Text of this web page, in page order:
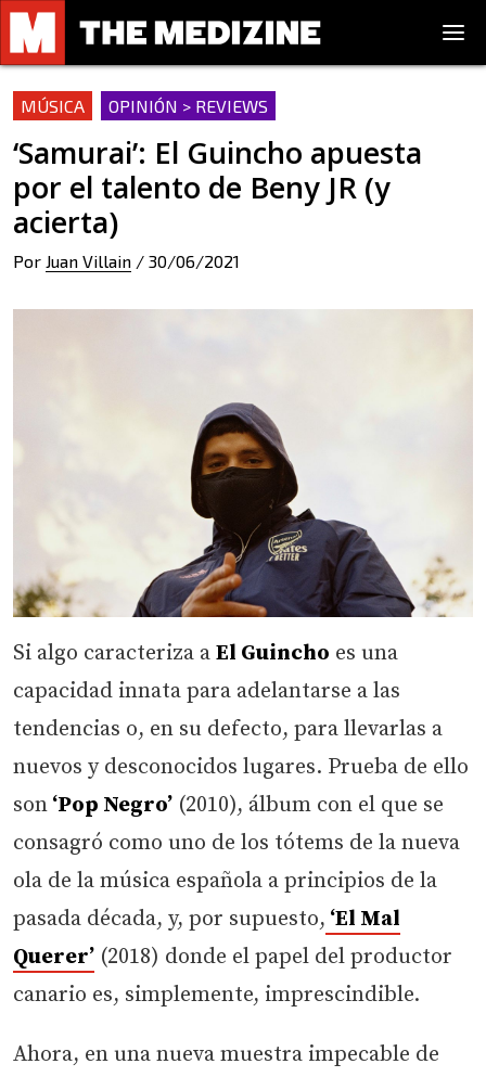
MÚSICA OPINIÓN > REVIEWS
‘Samurai’: El Guincho apuesta
por el talento de Beny JR (y
acierta)
Por Juan Villain / 30/06/2021
Si algo caracteriza a El Guincho es una
capacidad innata para adelantarse a las
tendencias o, en su defecto, para llevarlas a
nuevos y desconocidos lugares. Prueba de ello
son ‘Pop Negro’ (2010), álbum con el que se
consagró como uno de los tótems de la nueva
ola de la música española a principios de la
pasada década, y, por supuesto, ‘El Mal
Querer’ (2018) donde el papel del productor
canario es, simplemente, imprescindible.
Ahora, en una nueva muestra impecable de